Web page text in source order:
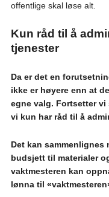
offentlige skal løse alt.
Kun råd til å
tjenester
Da er det en
ikke er høyere enn at
egne valg. Fortsetter
vi kun har råd til å
Det kan sammenlignes
budsjett til materialer
vaktmesteren kan
lønna til